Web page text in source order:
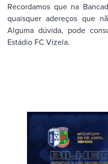
Recordamos que na
quaisquer adereços que
Alguma dúvida, pode
Estádio FC Vizela.